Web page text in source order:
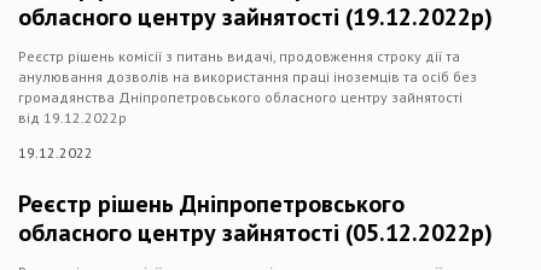
обласного центру зайнятості (19.12.2022р)
Реєстр рішень комісії з питань видачі, продовження строку дії та
анулювання дозволів на використання праці іноземців та осіб без
громадянства Дніпропетровського обласного центру зайнятості
від 19.12.2022р
19.12.2022
Реєстр рішень Дніпропетровського
обласного центру зайнятості (05.12.2022р)